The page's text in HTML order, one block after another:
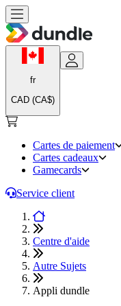
fr
CAD (CA$)
Cartes de paiement
Cartes cadeaux
Gamecards
Service client
Centre d'aide
Autre Sujets
Appli dundle